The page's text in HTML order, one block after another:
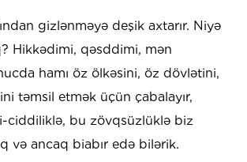
gizlənməyə deşik axtarır. Niyə
Hikkədimi, qəsddimi, mən
hamı öz ölkəsini, öz dövlətini,
təmsil etmək üçün çabalayır,
ciddiliklə, bu zövqsüzlüklə biz
və ancaq biabır edə bilərik.